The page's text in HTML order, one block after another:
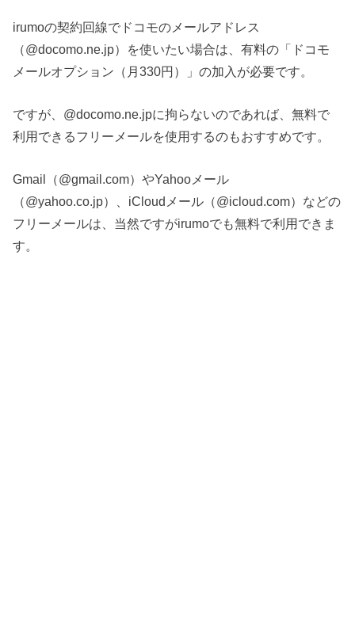
irumoの契約回線でドコモのメールアドレス
（@docomo.ne.jp）を使いたい場合は、有料の「ドコモ
メールオプション（月330円）」の加入が必要です。
ですが、@docomo.ne.jpに拘らないのであれば、無料で
利用できるフリーメールを使用するのもおすすめです。
Gmail（@gmail.com）やYahooメール
（@yahoo.co.jp）、iCloudメール（@icloud.com）などの
フリーメールは、当然ですがirumoでも無料で利用できま
す。